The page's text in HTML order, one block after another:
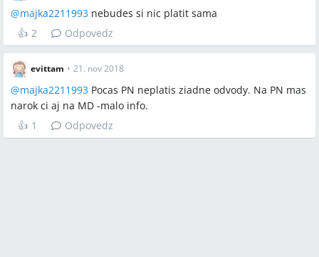
@majka2211993 nebudes si nic platit sama
👍 2 Odpovedz
evittam • 21. nov 2018
@majka2211993 Pocas PN neplatis ziadne odvody. Na PN mas
narok ci aj na MD -malo info.
👍 1 Odpovedz